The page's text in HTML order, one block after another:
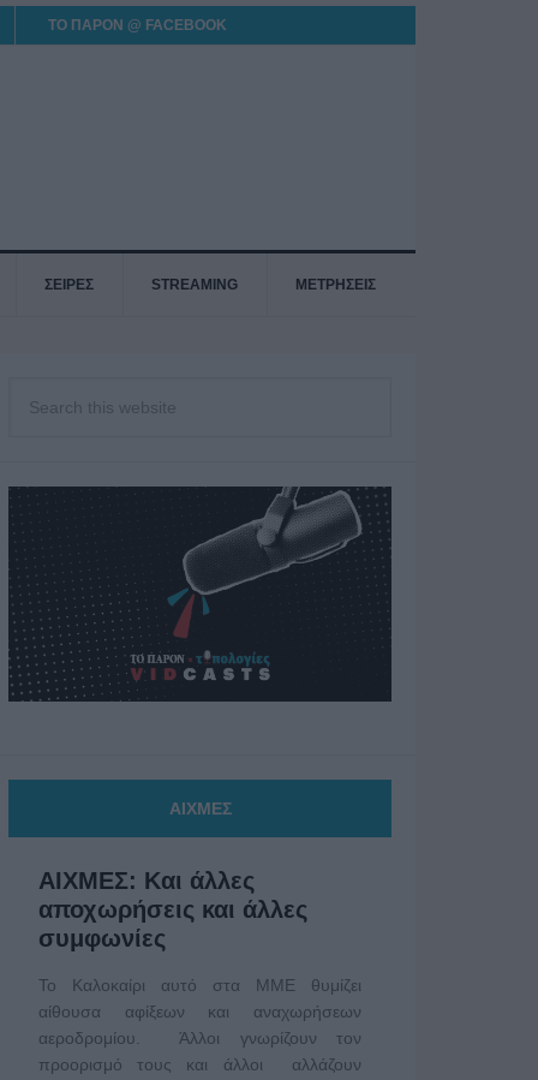
ΤΟ ΠΑΡΟΝ @ FACEBOOK
ΣΕΙΡΕΣ STREAMING ΜΕΤΡΗΣΕΙΣ
ΑΙΧΜΕΣ
ΑΙΧΜΕΣ: Και άλλες
αποχωρήσεις και άλλες
συμφωνίες
Το Καλοκαίρι αυτό στα ΜΜΕ θυμίζει
αίθουσα αφίξεων και αναχωρήσεων
αεροδρομίου. Άλλοι γνωρίζουν τον
προορισμό τους και άλλοι αλλάζουν